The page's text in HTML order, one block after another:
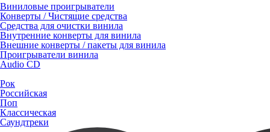
Виниловые проигрыватели
Конверты / Чистящие средства
Средства для очистки винила
Внутренние конверты для винила
Внешние конверты / пакеты для винила
Проигрыватели винила
Audio CD
Рок
Российская
Поп
Классическая
Саундтреки